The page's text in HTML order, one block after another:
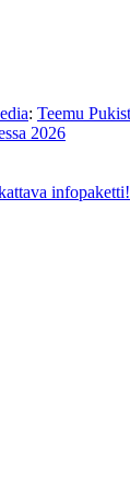
: Teemu
2026
infopaketti!